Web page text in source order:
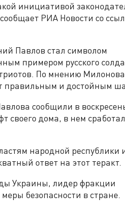
инициативой
РИА Новости со
Павлов стал символом
примером русского
По мнению
правильным и достойным
сообщили в
своего дома, в нем
народной республики
ответ на этот теракт.
Украины, лидер фракции
безопасности в стране.